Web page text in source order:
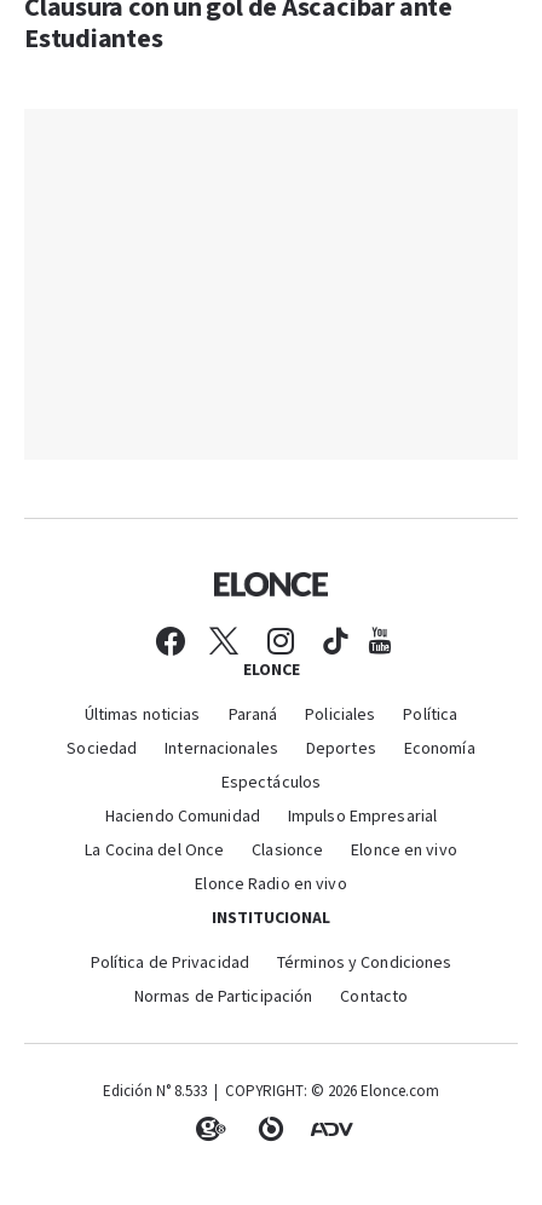
Clausura con un gol de Ascacibar ante
Estudiantes
ELONCE
Últimas noticias Paraná Policiales
Política
Sociedad
Internacionales Deportes
Economía
Espectáculos
Haciendo Comunidad
Impulso Empresarial
La Cocina del Once
Clasionce
Elonce en vivo
Elonce Radio en vivo
INSTITUCIONAL
Política de Privacidad
Términos y Condiciones
Normas de Participación
Contacto
Edición N° 8.533 | COPYRIGHT: © 2026 Elonce.com